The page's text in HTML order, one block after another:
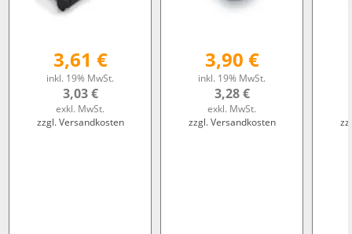
3,61 €
inkl. 19% MwSt.
3,03 €
exkl. MwSt.
zzgl. Versandkosten
3,90 €
inkl. 19% MwSt.
3,28 €
exkl. MwSt.
zzgl. Versandkosten